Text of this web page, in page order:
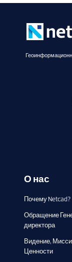
О нас
Почему Netcad?
Обращение
директора
Видение,
Ценности